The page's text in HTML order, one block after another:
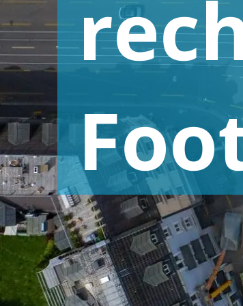
Recherche sur la publicité et la
communication
Commerce de détail et biens de
consommation